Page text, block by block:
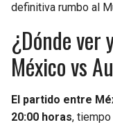
definitiva rumbo al
¿Dónde ver
México vs
El partido entre
20:00 horas,